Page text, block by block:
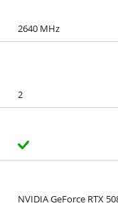
2640 MHz
2
NVIDIA GeForce RTX